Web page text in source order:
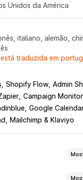
Unidos da América
italiano, alemão,
traduzida em
Shopify Flow Admin
Campaign
Google
Mailchimp & Klaviyo